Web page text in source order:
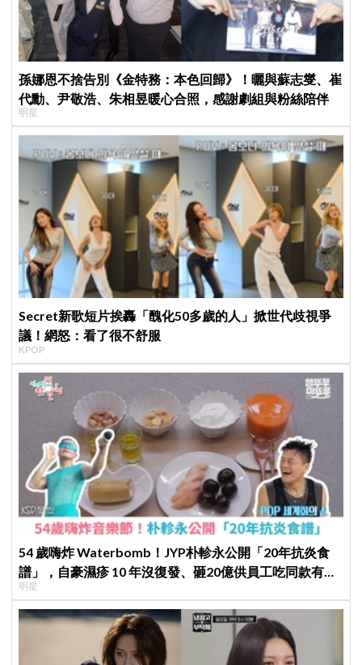
孫娜恩不捨告別《金特務：本色回歸》！曬與蘇志燮、崔
代勳、尹敬浩、朱相昱暖心合照，感謝劇組與粉絲陪伴
明星
Secret新歌短片挨轟「醜化50多歲的人」掀世代歧視爭
議！網怒：看了很不舒服
KPOP
54 歲嗨炸 Waterbomb！JYP朴軫永公開「20年抗炎食
譜」，自豪濕疹 10 年沒復發、砸20億供員工吃同款有機
餐
明星